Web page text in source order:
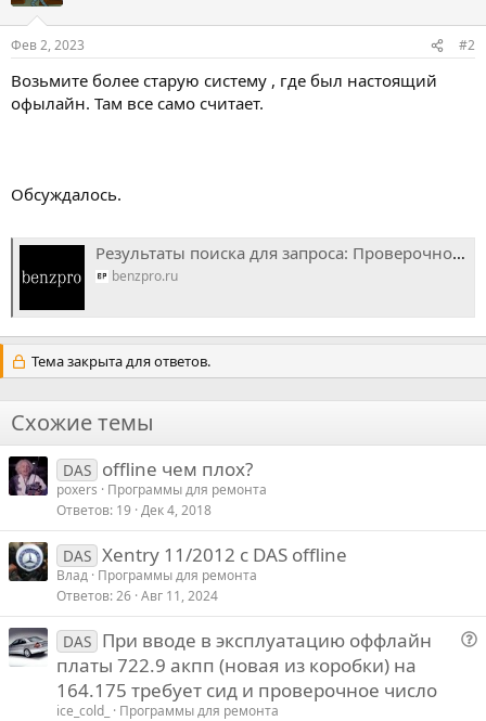
Фев 2, 2023 #2
Возьмите более старую систему , где был настоящий
офылайн. Там все само считает.
Обсуждалось.
Результаты поиска для запроса: Проверочное число
benzpro.ru
Тема закрыта для ответов.
Схожие темы
DAS offline чем плох?
poxers
Программы для ремонта
Ответов 19 Дек 4, 2018
DAS Xentry 11/2012 с DAS offline
Влад Программы для ремонта
Ответов 26 Авг 11, 2024
В
DAS При вводе в эксплуатацию оффлайн
платы 722.9 акпп (новая из коробки) на
164.175 требует сид и проверочное число
ice_cold_
Программы для ремонта